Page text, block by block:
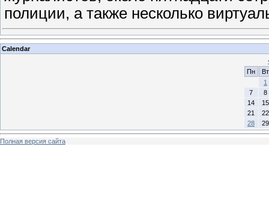
полиции, а также несколько
Calendar
Пн
Вт
1
7
8
14
15
21
22
28
29
Полная версия сайта